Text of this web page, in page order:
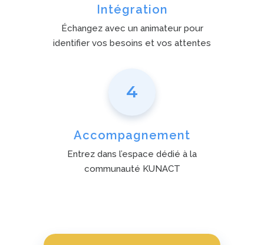
Intégration
Échangez avec un animateur pour
identifier vos besoins et vos attentes
4
Accompagnement
Entrez dans l’espace dédié à la
communauté KUNACT